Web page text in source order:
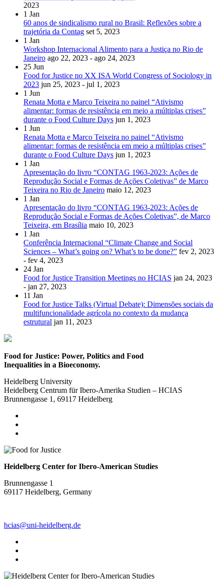
2023
1 Jan
60 anos de sindicalismo rural no Brasil: Reflexões sobre a
trajetória da Contag set 5, 2023
1 Jan
Workshop Internacional Alimento para a Justiça no Rio de
Janeiro ago 22, 2023 - ago 24, 2023
25 Jun
Food for Justice no XX ISA World Congress of Sociology in
2023 jun 25, 2023 - jul 1, 2023
1 Jun
Renata Motta e Marco Teixeira no painel “Ativismo
alimentar: formas de resistência em meio a múltiplas crises”
durante o Food Culture Days jun 1, 2023
1 Jun
Renata Motta e Marco Teixeira no painel “Ativismo
alimentar: formas de resistência em meio a múltiplas crises”
durante o Food Culture Days jun 1, 2023
1 Jan
Apresentação do livro “CONTAG 1963-2023: Ações de
Reprodução Social e Formas de Ações Coletivas” de Marco
Teixeira no Rio de Janeiro maio 12, 2023
1 Jan
Apresentação do livro “CONTAG 1963-2023: Ações de
Reprodução Social e Formas de Ações Coletivas”, de Marco
Teixeira, em Brasília maio 10, 2023
1 Jan
Conferência Internacional “Climate Change and Social
Sciences – What’s going on? What’s to be done?” fev 2, 2023
- fev 4, 2023
24 Jan
Food for Justice Transition Meetings no HCIAS jan 24, 2023
- jan 27, 2023
11 Jan
Food for Justice Talks (Virtual Debate): Dimensões sociais da
multifuncionalidade agrícola no contexto da mudança
estrutural jan 11, 2023
Food for Justice: Power, Politics and Food
Inequalities in a Bioeconomy.
Heidelberg University
Heidelberg Centrum für Ibero-Amerika Studien – HCIAS
Brunnengasse 1, 69117 Heidelberg
Heidelberg Center for Ibero-American Studies
Brunnengasse 1
69117 Heidelberg, Germany
hcias@uni-heidelberg.de